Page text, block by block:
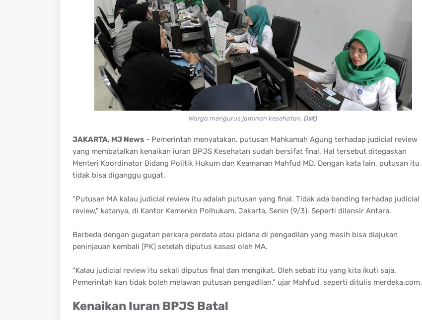
Warga mengurus jaminan kesehatan. (ist)
JAKARTA, MJ News- Pemerintah menyatakan, putusan Mahkamah Agung terhadap judicial review
yang membatalkan kenaikan iuran BPJS Kesehatan sudah bersifat final. Hal tersebut ditegaskan
Menteri Koordinator Bidang Politik Hukum dan Keamanan Mahfud MD. Dengan kata lain, putusan itu
tidak bisa diganggu gugat.
"Putusan MA kalau judicial review itu adalah putusan yang final. Tidak ada banding terhadap judicial
review," katanya, di Kantor Kemenko Polhukam, Jakarta, Senin (9/3). Seperti dilansir Antara.
Berbeda dengan gugatan perkara perdata atau pidana di pengadilan yang masih bisa diajukan
peninjauan kembali (PK) setelah diputus kasasi oleh MA.
"Kalau judicial review itu sekali diputus final dan mengikat. Oleh sebab itu yang kita ikuti saja.
Pemerintah kan tidak boleh melawan putusan pengadilan," ujar Mahfud, seperti ditulis merdeka.com.
Kenaikan Iuran BPJS Batal